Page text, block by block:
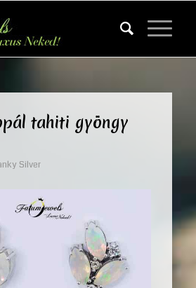
tahiti gyöngy
Silver